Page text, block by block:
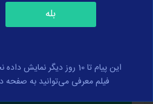
کلمه عبور خود را فراموش کرده‌اید؟
بله
این پیام تا 10 روز دیگر
فیلم معرفی می‌توانید به صفحه